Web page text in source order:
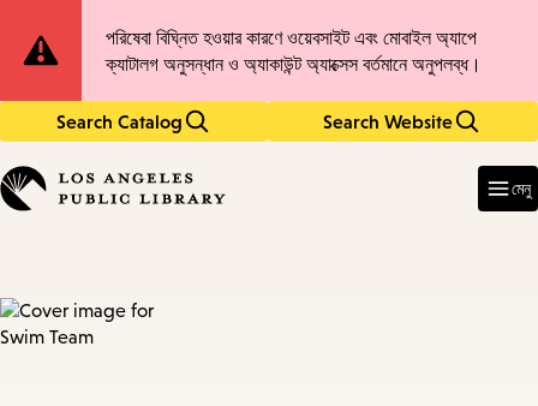
to
main
content
to
main
navigation
Site
Notification
পরিষেবা বিঘ্নিত হওয়ার কারণে ওয়েবসাইট এবং মোবাইল অ্যাপে
ক্যাটালগ অনুসন্ধান ও অ্যাকাউন্ট অ্যাক্সেস বর্তমানে অনুপলব্ধ।
Search Catalog Search Website
in
keywords
মেনু